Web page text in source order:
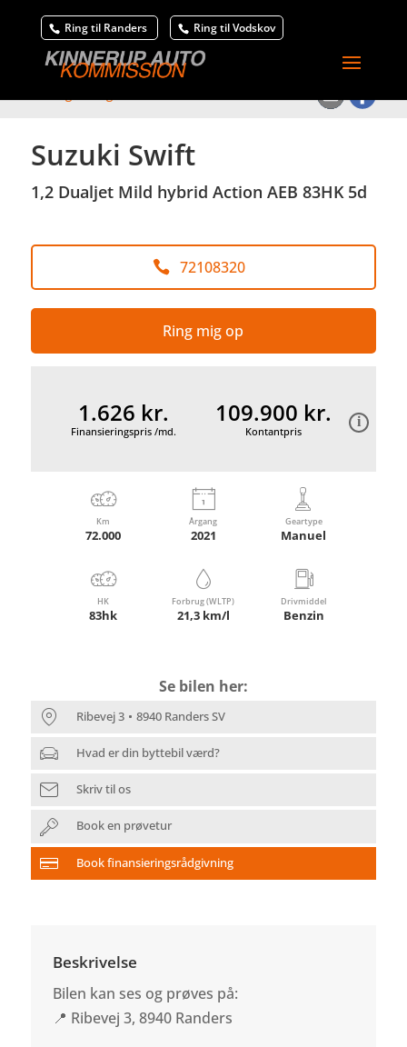
Ring til Randers Ring til Vodskov
Suzuki Swift
1,2 Dualjet Mild hybrid Action AEB 83HK 5d
72108320
Ring mig op
1.626 kr.
Finansieringspris /md.
109.900 kr.
Kontantpris
Km
72.000
Årgang
2021
Geartype
Manuel
HK
83hk
Forbrug (WLTP)
21,3 km/l
Drivmiddel
Benzin
Se bilen her:
Ribevej 3 8940 Randers SV
Hvad er din byttebil værd?
Skriv til os
Book en prøvetur
Book finansieringsrådgivning
Beskrivelse
Bilen kan ses og prøves på:
📍 Ribevej 3, 8940 Randers